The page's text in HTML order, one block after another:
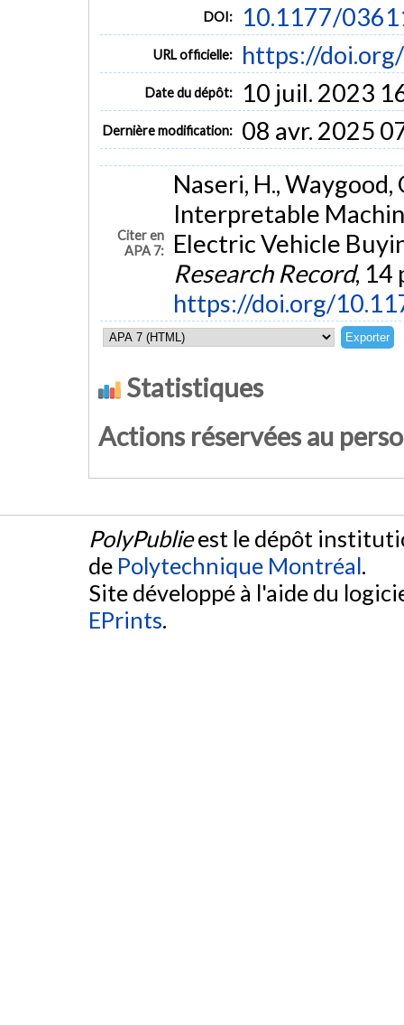
DOI: 10.1177/
URL officielle: https://
Date du dépôt: 10 juil. 2023
Dernière modification: 08 avr. 2025
Citer en
APA 7:
Naseri, H., Waygood,
Interpretable
Electric Vehicle
Research Record, 14
https://doi.org/
Statistiques
Actions réservées au
PolyPublieest le dépôt
de Polytechnique Montréal.
Site développé à l'aide du
EPrints.